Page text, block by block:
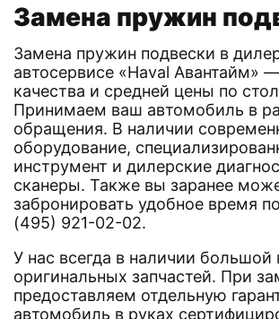
Замена пружин
Замена пружин подвески в
автосервисе «Haval Авантайм»
качества и средней цены по
Принимаем ваш автомобиль в
обращения. В наличии
оборудование,
инструмент и дилерские
сканеры. Также вы заранее
забронировать удобное время
(495) 921-02-02.
У нас всегда в наличии большой
оригинальных запчастей. При
предоставляем отдельную
автомобиль в руках